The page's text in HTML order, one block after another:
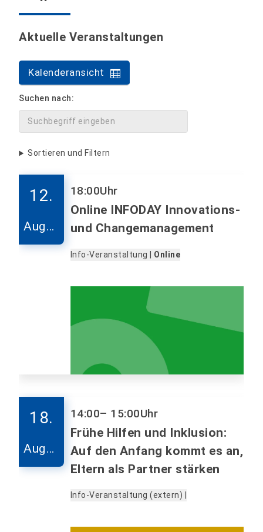
Aktuelle Veranstaltungen
Kalenderansicht
Suchen nach:
Sortieren und Filtern
12.
Augus
t
18:00Uhr
Online INFODAY Innovations-
und Changemanagement
Info-Veranstaltung | Online
18.
Augus
t
14:00– 15:00Uhr
Frühe Hilfen und Inklusion:
Auf den Anfang kommt es an,
Eltern als Partner stärken
Info-Veranstaltung (extern) |